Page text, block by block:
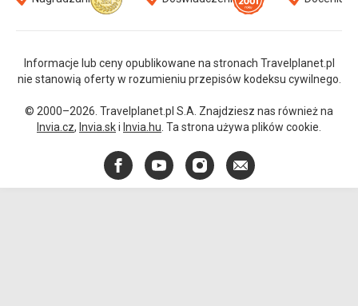
Informacje lub ceny opublikowane na stronach Travelplanet.pl
nie stanowią oferty w rozumieniu przepisów kodeksu cywilnego.
© 2000–2026. Travelplanet.pl S.A. Znajdziesz nas również na
Invia.cz, Invia.ski Invia.hu . Ta strona używa plików cookie.
FacebookYouTubeInstagram
E-
mail